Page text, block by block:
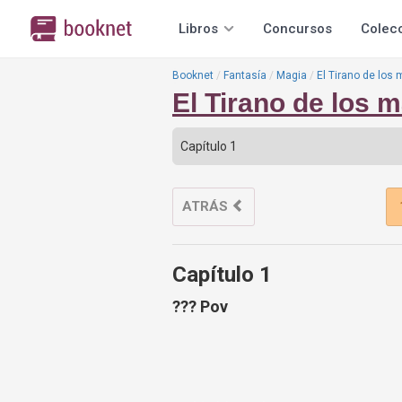
Libros Concursos
Booknet Fantasía Magia El Tirano de los
El Tirano de los
ATRÁS
Capítulo 1
??? Pov